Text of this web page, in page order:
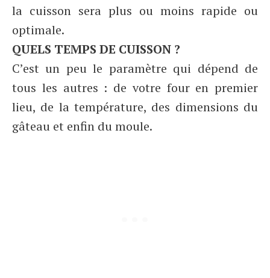
la cuisson sera plus ou moins rapide ou
optimale.
QUELS TEMPS DE CUISSON ?
C’est un peu le paramètre qui dépend de
tous les autres : de votre four en premier
lieu, de la température, des dimensions du
gâteau et enfin du moule.